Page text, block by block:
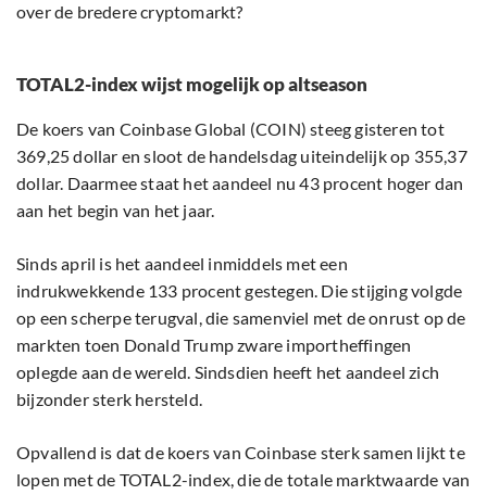
over de bredere cryptomarkt?
TOTAL2-index wijst mogelijk op altseason
De koers van Coinbase Global (COIN) steeg gisteren tot
369,25 dollar en sloot de handelsdag uiteindelijk op 355,37
dollar. Daarmee staat het aandeel nu 43 procent hoger dan
aan het begin van het jaar.
Sinds april is het aandeel inmiddels met een
indrukwekkende 133 procent gestegen. Die stijging volgde
op een scherpe terugval, die samenviel met de onrust op de
markten toen Donald Trump zware importheffingen
oplegde aan de wereld. Sindsdien heeft het aandeel zich
bijzonder sterk hersteld.
Opvallend is dat de koers van Coinbase sterk samen lijkt te
lopen met de TOTAL2-index, die de totale marktwaarde van